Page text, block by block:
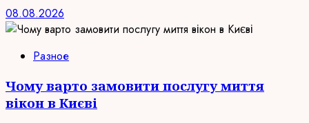
08.08.2026
Разное
Чому варто замовити послугу миття
вікон в Києві